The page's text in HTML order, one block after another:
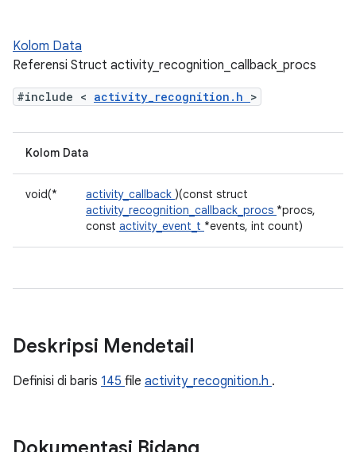
Kolom Data
Referensi Struct activity_recognition_callback_procs
#include < activity_recognition.h >
Kolom Data
void(* activity_callback )(const struct
activity_recognition_callback_procs *procs,
const activity_event_t *events, int count)
Deskripsi Mendetail
Definisi di baris 145 file activity_recognition.h .